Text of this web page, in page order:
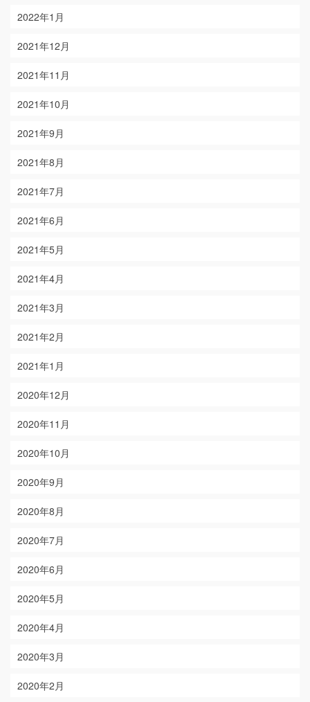
2022年1月
2021年12月
2021年11月
2021年10月
2021年9月
2021年8月
2021年7月
2021年6月
2021年5月
2021年4月
2021年3月
2021年2月
2021年1月
2020年12月
2020年11月
2020年10月
2020年9月
2020年8月
2020年7月
2020年6月
2020年5月
2020年4月
2020年3月
2020年2月